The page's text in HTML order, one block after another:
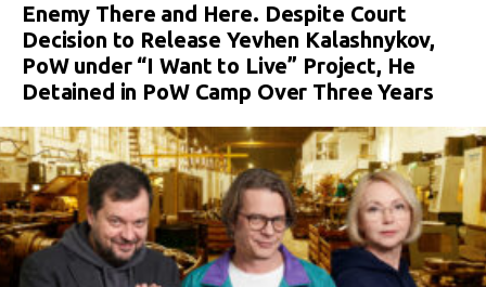
Enemy There and Here. Despite Court
Decision to Release Yevhen Kalashnykov,
PoW under “I Want to Live” Project, He
Detained in PoW Camp Over Three Years